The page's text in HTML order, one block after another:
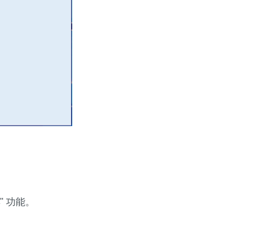
" 功能。